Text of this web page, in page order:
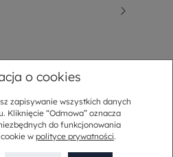
GAJA - porcelany w
o cookies
zapisywanie wszystkich danych
Kliknięcie “Odmowa” oznacza
do funkcjonowania
w polityce prywatności.